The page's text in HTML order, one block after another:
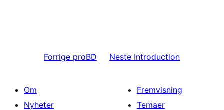
Forrige proBD Neste Introduction
Om
Nyheter
Fremvisning
Temaer